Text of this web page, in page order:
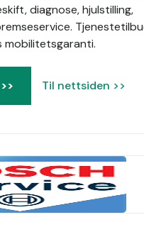
diagnose, hjulstilling,
mobilitetsgaranti.
Til nettsiden >>